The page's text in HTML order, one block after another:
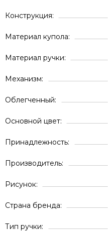
Конструкция
Материал купола
Материал ручки
Механизм
Облегченный
Основной цвет
Принадлежность
Производитель
Рисунок
Страна бренда
Тип ручки